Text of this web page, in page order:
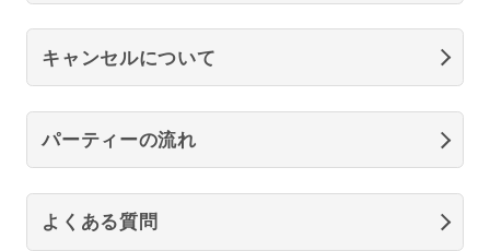
キャンセルについて
パーティーの流れ
よくある質問